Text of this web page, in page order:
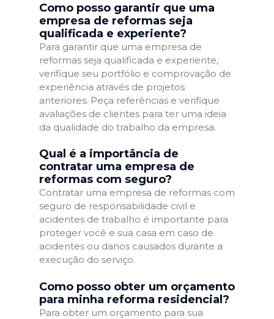
Como posso garantir que uma
empresa de reformas seja
qualificada e experiente?
Para garantir que uma empresa de
reformas seja qualificada e experiente,
verifique seu portfólio e comprovação de
experiência através de projetos
anteriores. Peça referências e verifique
avaliações de clientes para ter uma ideia
da qualidade do trabalho da empresa.
Qual é a importância de
contratar uma empresa de
reformas com seguro?
Contratar uma empresa de reformas com
seguro de responsabilidade civil e
acidentes de trabalho é importante para
proteger você e sua casa em caso de
acidentes ou danos causados durante a
execução do serviço.
Como posso obter um orçamento
para minha reforma residencial?
Para obter um orçamento para sua